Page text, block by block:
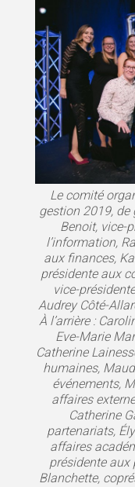
Le comité
gestion 2019, de
Benoit, vice-
l’information,
aux finances,
présidente aux
vice-
Audrey Côté-
À l’arrière :
Eve-Marie
Catherine
humaines,
événements,
affaires
Catherine
partenariats,
affaires
présidente aux
Blanchette,